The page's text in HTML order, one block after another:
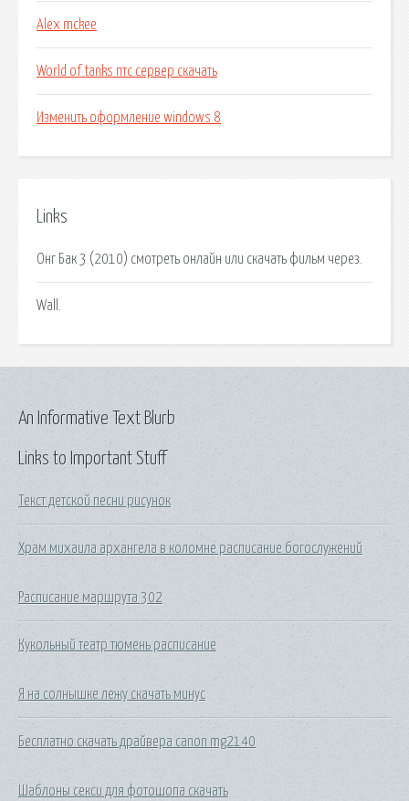
Alex mckee
World of tanks птс сервер скачать
Изменить оформление windows 8
Links
Онг Бак 3 (2010) смотреть онлайн или скачать фильм через.
Wall.
Links to Important Stuff
Текст детской песни рисунок
Храм михаила архангела в коломне расписание богослужений
Расписание маршрута 302
Кукольный театр тюмень расписание
Я на солнышке лежу скачать минус
Бесплатно скачать драйвера canon mg2140
Шаблоны секси для фотошопа скачать
An Informative Text Blurb